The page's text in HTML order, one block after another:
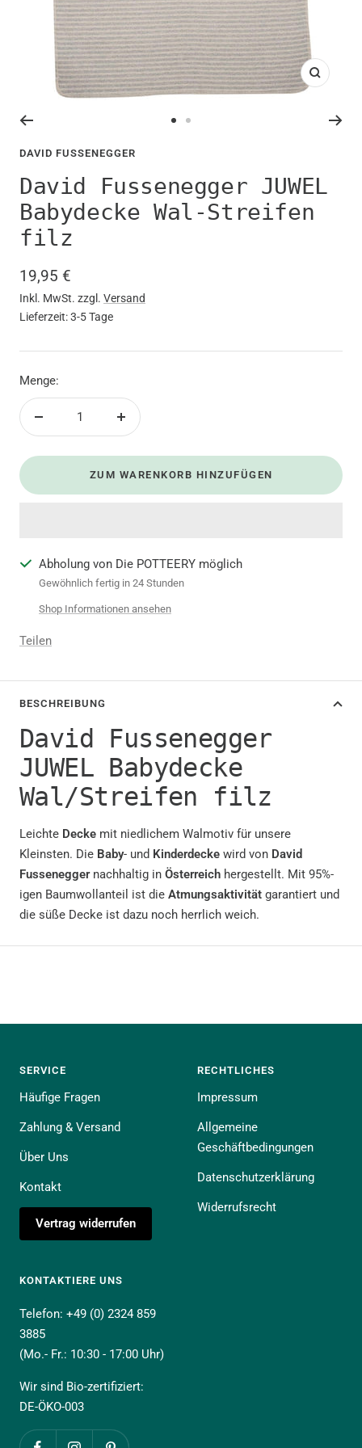
Zoom
gehen
gehen
DAVID FUSSENEGGER
David Fussenegger JUWEL
Babydecke Wal-Streifen
filz
Angebotspreis
19,95 €
Inkl. MwSt. zzgl. Versand
Lieferzeit: 3-5 Tage
Menge:
Menge
ZUM WARENKORB HINZUFÜGEN
Abholung von Die POTTEERY möglich
Gewöhnlich fertig in 24 Stunden
Shop Informationen ansehen
Teilen
BESCHREIBUNG
David Fussenegger
JUWEL Babydecke
Wal/Streifen filz
Leichte Decke mit niedlichem Walmotiv für unsere
Kleinsten. Die Baby- und Kinderdecke wird von David
Fusseneggernachhaltig in Österreich hergestellt. Mit 95%-
igen Baumwollanteil ist die Atmungsaktivität garantiert und
die süße Decke ist dazu noch herrlich weich.
SERVICE
Häufige Fragen
Zahlung & Versand
Über Uns
Kontakt
Vertrag widerrufen
RECHTLICHES
Impressum
Allgemeine
Geschäftbedingungen
Datenschutzerklärung
Widerrufsrecht
KONTAKTIERE UNS
Telefon: +49 (0) 2324 859
3885
(Mo.- Fr.: 10:30 - 17:00 Uhr)
Wir sind Bio-zertifiziert:
DE-ÖKO-003